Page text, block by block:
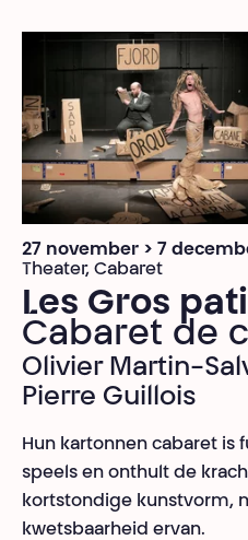
27 november > 7
Theater, Cabaret
Les Gros
Cabaret de
Olivier Martin-
Pierre Guillois
Hun kartonnen cabaret is
speels en onthult de
kortstondige kunstvorm,
kwetsbaarheid ervan.